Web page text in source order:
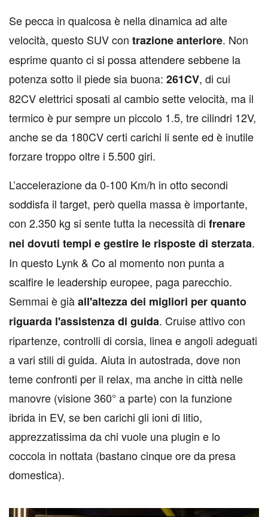
Se pecca in qualcosa è nella dinamica ad alte
velocità, questo SUV con trazione anteriore. Non
esprime quanto ci si possa attendere sebbene la
potenza sotto il piede sia buona: 261CV, di cui
82CV elettrici sposati al cambio sette velocità, ma il
termico è pur sempre un piccolo 1.5, tre cilindri 12V,
anche se da 180CV certi carichi li sente ed è inutile
forzare troppo oltre i 5.500 giri.
L’accelerazione da 0-100 Km/h in otto secondi
soddisfa il target, però quella massa è importante,
con 2.350 kg si sente tutta la necessità di frenare
nei dovuti tempi e gestire le risposte di sterzata.
In questo Lynk & Co al momento non punta a
scalfire le leadership europee, paga parecchio.
Semmai è giàall'altezza dei migliori per quanto
riguarda l'assistenza di guida. Cruise attivo con
ripartenze, controlli di corsia, linea e angoli adeguati
a vari stili di guida. Aiuta in autostrada, dove non
teme confronti per il relax, ma anche in città nelle
manovre (visione 360° a parte) con la funzione
ibrida in EV, se ben carichi gli ioni di litio,
apprezzatissima da chi vuole una plugin e lo
coccola in nottata (bastano cinque ore da presa
domestica).